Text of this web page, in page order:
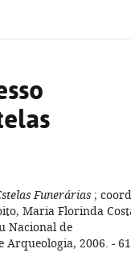
Funerárias ; coord.
Maria Florinda
Nacional de
Arqueologia, 2006. -